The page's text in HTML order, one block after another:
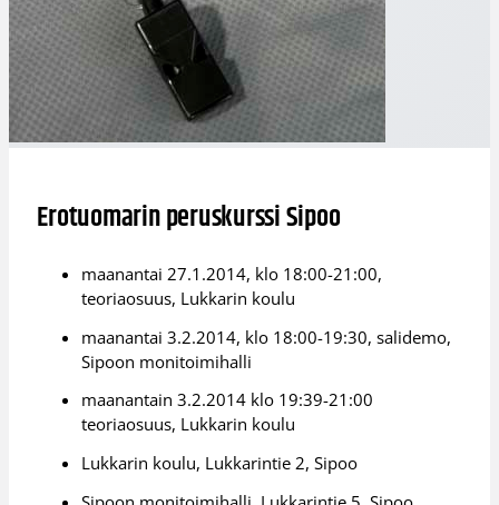
Erotuomarin peruskurssi Sipoo
maanantai 27.1.2014, klo 18:00-21:00,
teoriaosuus, Lukkarin koulu
maanantai 3.2.2014, klo 18:00-19:30, salidemo,
Sipoon monitoimihalli
maanantain 3.2.2014 klo 19:39-21:00
teoriaosuus, Lukkarin koulu
Lukkarin koulu, Lukkarintie 2, Sipoo